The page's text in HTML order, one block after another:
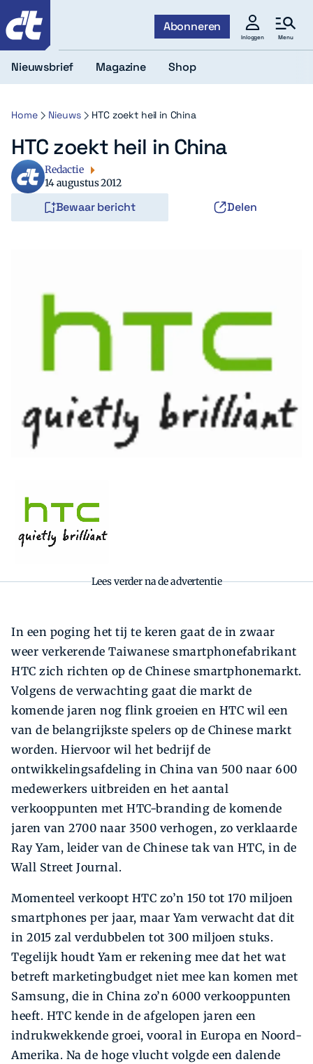
Abonneren
Inloggen Menu
Zoeken
Nieuwsbrief Magazine Shop
Home Nieuws HTC zoekt heil in China
HTC zoekt heil in China
Redactie
14 augustus 2012
Bewaar bericht Delen
Lees verder na de advertentie
In een poging het tij te keren gaat de in zwaar
weer verkerende Taiwanese smartphonefabrikant
HTC zich richten op de Chinese smartphonemarkt.
Volgens de verwachting gaat die markt de
komende jaren nog flink groeien en HTC wil een
van de belangrijkste spelers op de Chinese markt
worden. Hiervoor wil het bedrijf de
ontwikkelingsafdeling in China van 500 naar 600
medewerkers uitbreiden en het aantal
verkooppunten met HTC-branding de komende
jaren van 2700 naar 3500 verhogen, zo verklaarde
Ray Yam, leider van de Chinese tak van HTC, in de
Wall Street Journal.
Momenteel verkoopt HTC zo’n 150 tot 170 miljoen
smartphones per jaar, maar Yam verwacht dat dit
in 2015 zal verdubbelen tot 300 miljoen stuks.
Tegelijk houdt Yam er rekening mee dat het wat
betreft marketingbudget niet mee kan komen met
Samsung, die in China zo’n 6000 verkooppunten
heeft. HTC kende in de afgelopen jaren een
indrukwekkende groei, vooral in Europa en Noord-
Amerika. Na de hoge vlucht volgde een dalende